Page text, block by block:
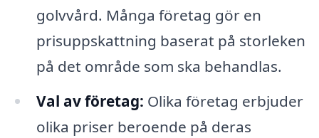
golvvård. Många företag gör en
prisuppskattning baserat på storleken
på det område som ska behandlas.
Val av företag: Olika företag erbjuder
olika priser beroende på deras